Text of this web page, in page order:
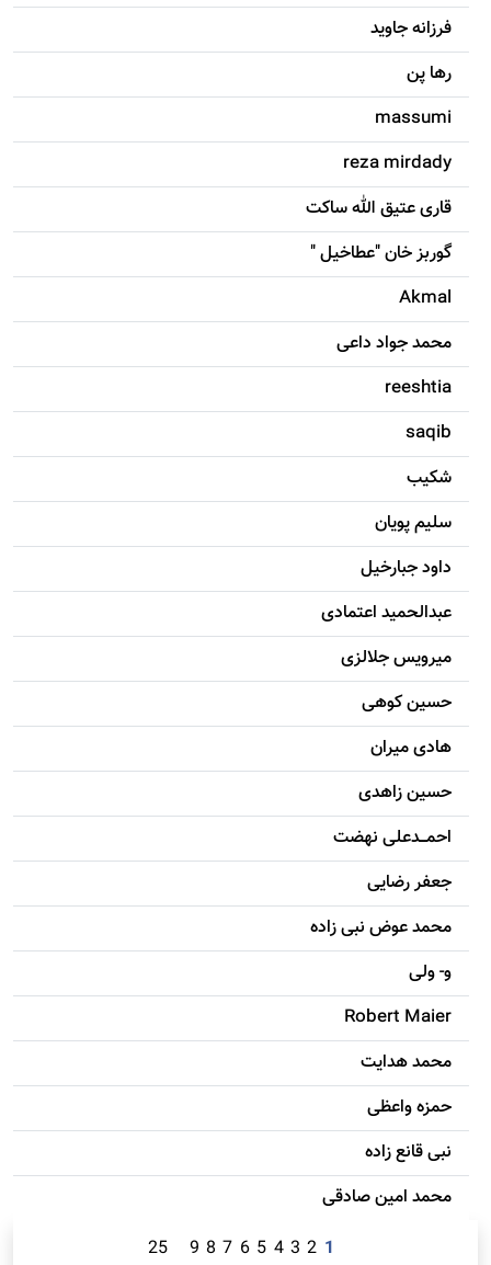
فرزانه جاويد
رها پن
massumi
reza mirdady
قاری عتیق الله ساکت
گوربز خان "عطاخیل "
Akmal
محمد جواد داعی
reeshtia
saqib
شکيب
سليم پویان
داود جبارخیل
عبدالحمید اعتمادی
میرویس جلالزی
حسين کوهی
هادی ميران
حسين زاهدی
احمـــدعلی نهضت
جعفر رضایی
محمد عوض نبی زاده
و- ولی
Robert Maier
محمد هدایت
حمزه واعظی
نبی قانع زاده
محمد امين صادقی
1
2
3
4
5
6
7
8
9
25